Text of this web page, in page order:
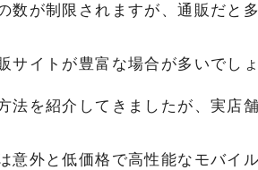
が制限されますが、通販だと
イトが豊富な場合が多いでしょ
法を紹介してきましたが、実店
外と低価格で高性能なモバイ